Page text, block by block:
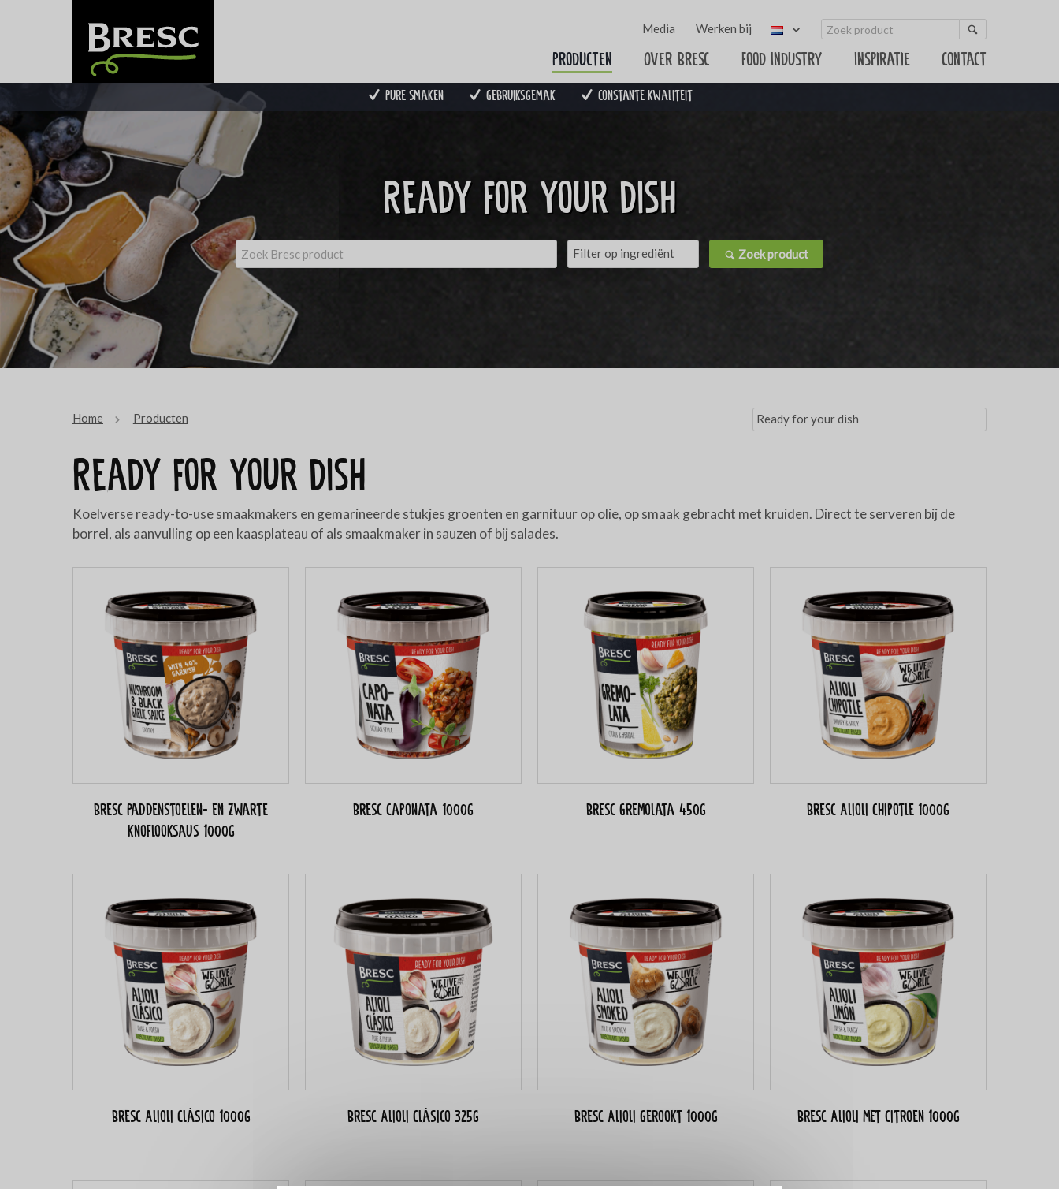
Media Werken bij
Producten Over Bresc Food Industry Inspiratie Contact
Pure smaken Gebruiksgemak Constante kwaliteit
Ready for your dish
Zoek product
Home Producten
Ready for your dish
Koelverse ready-to-use smaakmakers en gemarineerde stukjes groenten en garnituur op olie, op smaak gebracht met kruiden. Direct te serveren bij de
borrel, als aanvulling op een kaasplateau of als smaakmaker in sauzen of bij salades.
Bresc Paddenstoelen- en zwarte
knoflooksaus 1000g
Bresc Caponata 1000g Bresc Gremolata 450g Bresc Alioli Chipotle 1000g
Bresc Alioli Clásico 1000g Bresc Alioli Clásico 325g Bresc Alioli Gerookt 1000g Bresc Alioli met citroen 1000g